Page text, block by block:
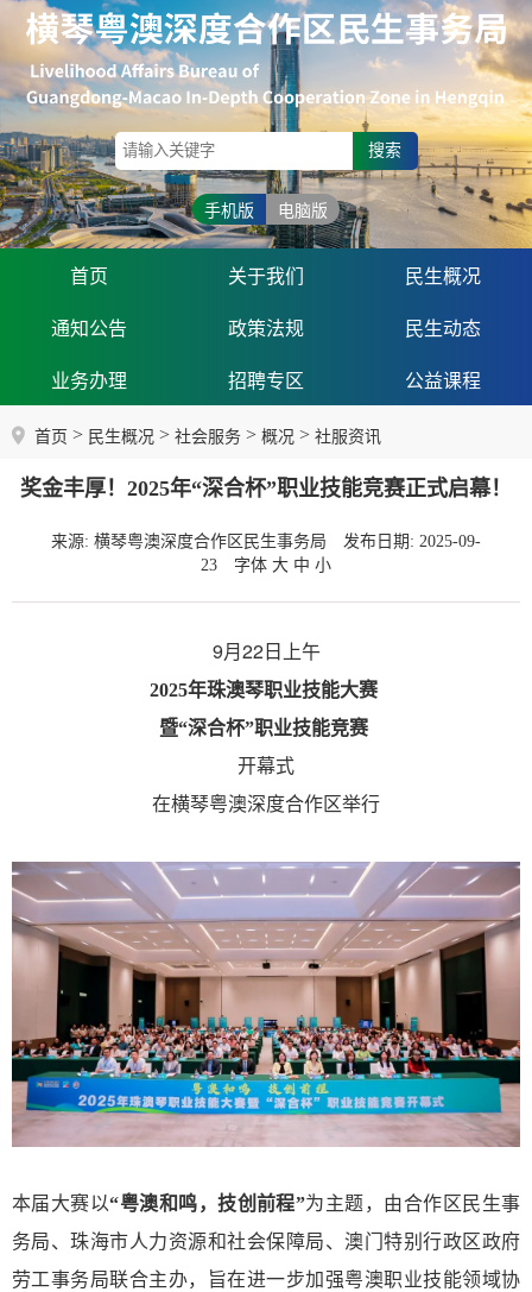
搜索
手机版 电脑版
首页 关于我们 民生概况
通知公告 政策法规 民生动态
业务办理 招聘专区 公益课程
首页 > 民生概况 > 社会服务 > 概况 > 社服资讯
奖金丰厚！2025年“深合杯”职业技能竞赛正式启幕！
来源: 横琴粤澳深度合作区民生事务局
发布日期: 2025-09-
23
字体 大 中 小
9月22日上午
2025年珠澳琴职业技能大赛
暨“深合杯”职业技能竞赛
开幕式
在横琴粤澳深度合作区举行
本届大赛以“粤澳和鸣，技创前程”为主题，由合作区民生事
务局、珠海市人力资源和社会保障局、澳门特别行政区政府
劳工事务局联合主办，旨在进一步加强粤澳职业技能领域协